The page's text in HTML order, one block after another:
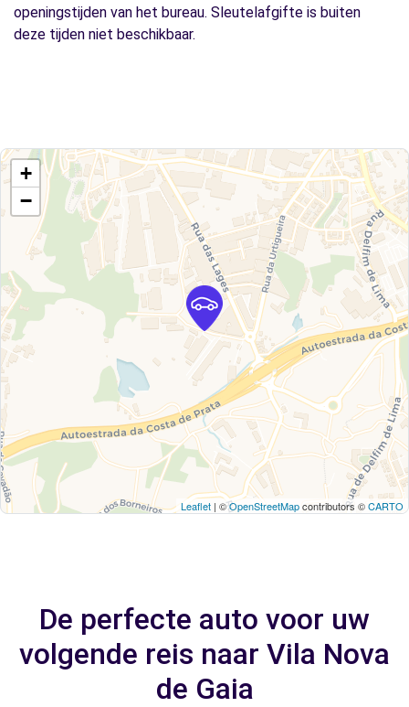
openingstijden van het bureau. Sleutelafgifte is buiten
deze tijden niet beschikbaar.
+
−
Leaflet | ©OpenStreetMapcontributors ©CARTO
De perfecte auto voor uw
volgende reis naar Vila Nova
de Gaia